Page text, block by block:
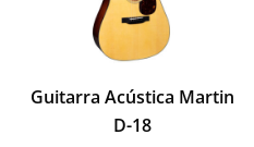
Guitarra Acústica Martin
D-18